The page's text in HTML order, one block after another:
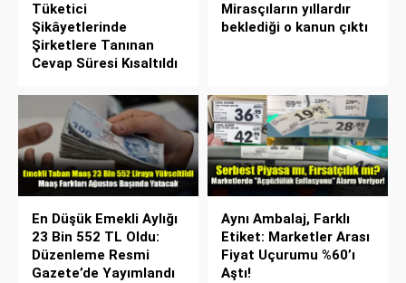
Tüketici
Şikâyetlerinde
Şirketlere Tanınan
Cevap Süresi Kısaltıldı
Mirasçıların yıllardır
beklediği o kanun çıktı
En Düşük Emekli Aylığı
23 Bin 552 TL Oldu:
Düzenleme Resmi
Gazete’de Yayımlandı
Aynı Ambalaj, Farklı
Etiket: Marketler Arası
Fiyat Uçurumu %60’ı
Aştı!